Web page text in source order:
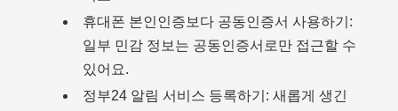
휴대폰 본인인증보다 공동인증서 사용하기:
일부 민감 정보는 공동인증서로만 접근할 수
있어요.
정부24 알림 서비스 등록하기: 새롭게 생긴